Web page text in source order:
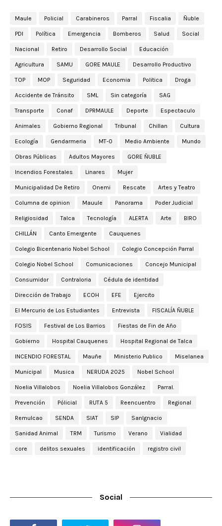
Maule Policial Carabineros Parral Fiscalia Ñuble
PDI Política Emergencia Bomberos Salud Social
Nacional Retiro Desarrollo Social Educación
Agricultura SAMU GORE MAULE Desarrollo Productivo
TOP MOP Seguridad Economia Politica Droga
Accidente de Tránsito SML Sin categoría SAG
Transporte Conaf DPRMAULE Deporte Espectaculo
Animales Gobierno Regional Tribunal Chillan Cultura
Ecología Gendarmeria MT-0 Medio Ambiente Mundo
Obras Públicas Adultos Mayores GORE ÑUBLE
Incendios Forestales Linares Mujer
Municipalidad De Retiro Onemi Rescate Artes y Teatro
Columna de opinion Mauule Panorama Poder Judicial
Religiosidad Talca Tecnología ALERTA Arte BIRO
CHILLÁN Canto Emergente Cauquenes
Colegio Bicentenario Nobel School Colegio Concepción Parral
Colegio Nobel School Comunicaciones Concejo Municipal
Consumidor Contraloria Cédula de identidad
Dirección de Trabajo ECOH EFE Ejercito
El Mercurio de Los Estudiantes Entrevista FISCALÍA ÑUBLE
FOSIS Festival de Los Barrios Fiestas de Fin de Año
Gobierno Hospital Cauquenes Hospital Regional de Talca
INCENDIO FORESTAL Mauñe Ministerio Publico Miselanea
Municipal Musica NERUDA 2025 Nobel School
Noelia Villalobos Noelia Villalobos González Parral.
Prevención Pólicial RUTA 5 Reencuentro Regional
Remulcao SENDA SIAT SIP SanIgnacio
Sanidad Animal TRM Turismo Verano Vialidad
core delitos sexuales identificación registro civil
Social